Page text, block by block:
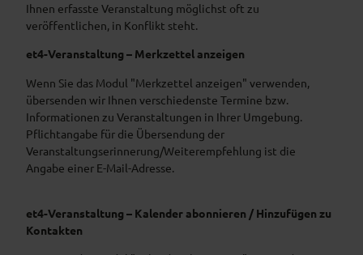
Ihnen erfasste Veranstaltung möglichst oft zu
veröffentlichen, in Konflikt steht.
et4-Veranstaltung – Merkzettel anzeigen
Wenn Sie das Modul "Merkzettel anzeigen" verwenden,
übersenden wir Ihnen verschiedenste Termine bzw.
Informationen zu Veranstaltungen in Ihrer Umgebung.
Pflichtangabe für die Übersendung der
Veranstaltungserinnerung/Weiterempfehlung ist die
Angabe einer E-Mail-Adresse.
et4-Veranstaltung – Kalender abonnieren / Hinzufügen zu
Kontakten